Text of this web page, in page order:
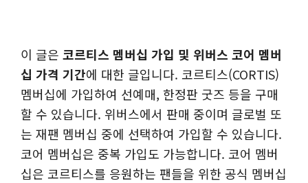
이 글은 코르티스 멤버십 가입 및 위버스 코어 멤버
십 가격 기간에 대한 글입니다. 코르티스(CORTIS)
멤버십에 가입하여 선예매, 한정판 굿즈 등을 구매
할 수 있습니다. 위버스에서 판매 중이며 글로벌 또
는 재팬 멤버십 중에 선택하여 가입할 수 있습니다.
코어 멤버십은 중복 가입도 가능합니다. 코어 멤버
십은 코르티스를 응원하는 팬들을 위한 공식 멤버십